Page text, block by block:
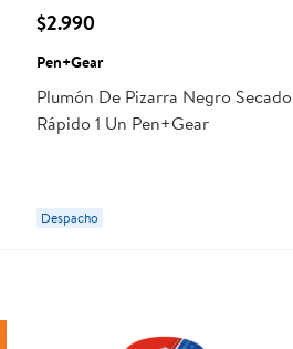
$2.990
Pen+Gear
Plumón De Pizarra Negro Secado
Rápido 1 Un Pen+Gear
Despacho